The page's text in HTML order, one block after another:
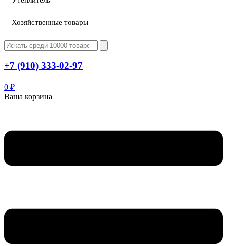
Хозяйственные товары
+7 (910) 333-02-97
0 ₽
Ваша корзина